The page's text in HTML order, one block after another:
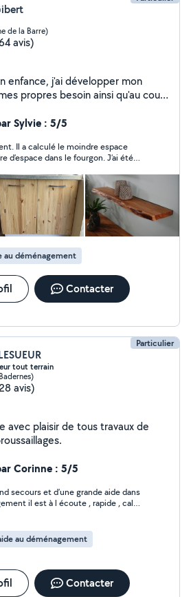
de la Barre)
avis)
enfance, j'ai développer mon
propres besoin ainsi qu'au cour
plupart des travaux d'intérieur et de d'extérieur.
Sylvie : 5/5
Il a calculé le moindre espace
dans le fourgon. J’ai été
le recommande vivement. C’était
👍
au déménagement
Contacter
Particulier
tout terrain
avis)
avec plaisir de tous travaux de
Corinne : 5/5
secours et d’une grande aide dans
il est à l écoute , rapide , calme
à lui pour tous ses efforts pour le
au déménagement
Contacter